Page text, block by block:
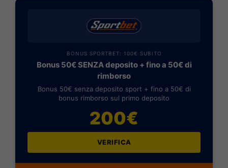
BONUS SPORTBET: 100€ SUBITO
Bonus 50€ SENZA deposito + fino a 50€ di
rimborso
Bonus 50€ senza deposito sport + fino a 50€ di
bonus rimborso sul primo deposito
200€
VERIFICA